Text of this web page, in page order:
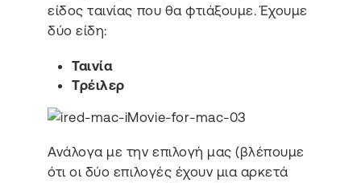
είδος ταινίας που θα φτιάξουμε. Έχουμε
δύο είδη:
Ταινία
Τρέιλερ
Ανάλογα με την επιλογή μας (βλέπουμε
ότι οι δύο επιλογές έχουν μια αρκετά